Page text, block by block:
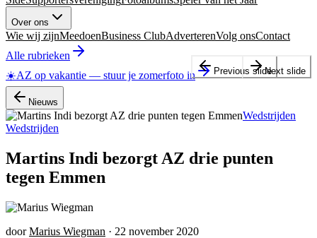
Over ons
Wie wij zijnMeedoenBusiness ClubAdverterenVolg onsContact
Alle rubrieken
☀️AZ op vakantie — stuur je zomerfoto in
Nieuws
Wedstrijden
Wedstrijden
Martins Indi bezorgt AZ drie punten
tegen Emmen
door Marius Wiegman · 22 november 2020
Previous slideNext slide